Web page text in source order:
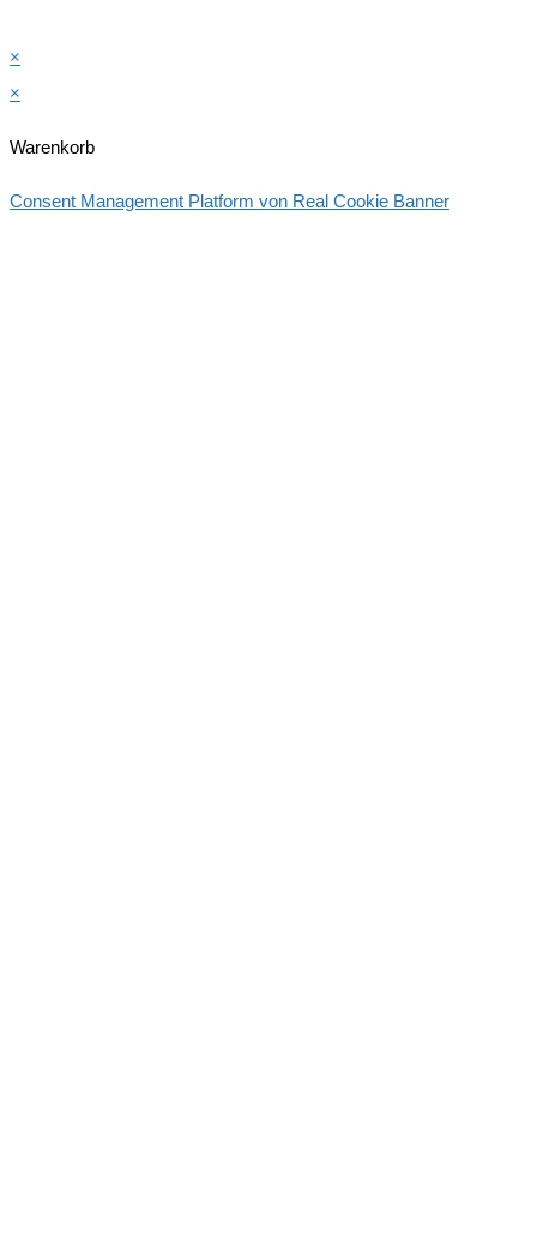
×
×
Warenkorb
Consent Management Platform von Real Cookie Banner